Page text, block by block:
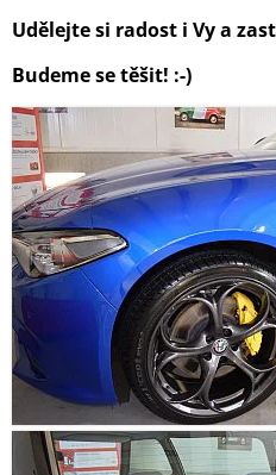
Udělejte si radost i Vy a
Budeme se těšit! :-)